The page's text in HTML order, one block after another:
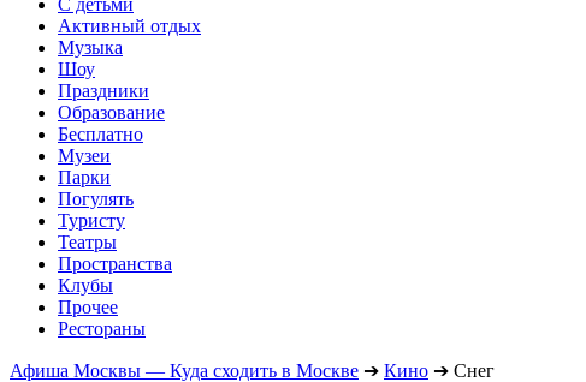
Активный отдых
Музыка
Шоу
Праздники
Образование
Бесплатно
Музеи
Парки
Погулять
Туристу
Театры
Пространства
Клубы
Прочее
Рестораны
Афиша Москвы — Куда сходить в Москве ➔ Кино ➔ Снег